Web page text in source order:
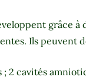
grâce à
Ils peuvent
; 2 cavités